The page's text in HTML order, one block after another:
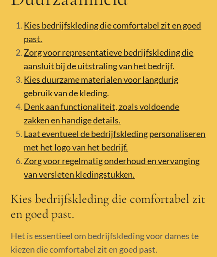
Kies bedrijfskleding die comfortabel zit en goed
past.
Zorg voor representatieve bedrijfskleding die
aansluit bij de uitstraling van het bedrijf.
Kies duurzame materialen voor langdurig
gebruik van de kleding.
Denk aan functionaliteit, zoals voldoende
zakken en handige details.
Laat eventueel de bedrijfskleding personaliseren
met het logo van het bedrijf.
Zorg voor regelmatig onderhoud en vervanging
van versleten kledingstukken.
Kies bedrijfskleding die comfortabel zit
en goed past.
Het is essentieel om bedrijfskleding voor dames te
kiezen die comfortabel zit en goed past.